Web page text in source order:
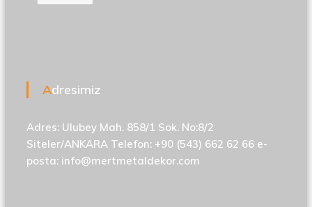
Adresimiz
Adres: Ulubey Mah. 858/1 Sok. No:8/2
Siteler/ANKARA Telefon: +90 (543) 662 62 66 e-
posta: info@mertmetaldekor.com